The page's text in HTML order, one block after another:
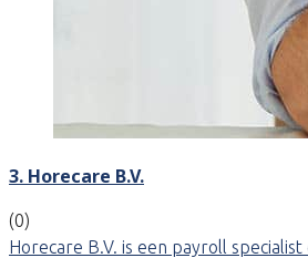
3. Horecare B.V.
(0)
Horecare B.V. is een payroll